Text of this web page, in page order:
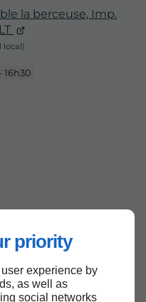
priority
experience by
as well as
social networks
la berceuse, Imp.
16h30